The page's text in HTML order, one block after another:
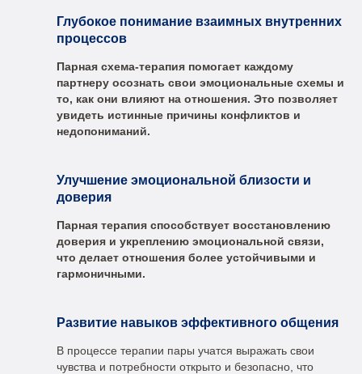
Глубокое понимание взаимных внутренних
процессов
Парная схема-терапия помогает каждому
партнеру осознать свои эмоциональные схемы и
то, как они влияют на отношения. Это позволяет
увидеть истинные причины конфликтов и
недопониманий.
Улучшение эмоциональной близости и
доверия
Парная терапия способствует восстановлению
доверия и укреплению эмоциональной связи,
что делает отношения более устойчивыми и
гармоничными.
Развитие навыков эффективного общения
В процессе терапии пары учатся выражать свои
чувства и потребности открыто и безопасно, что